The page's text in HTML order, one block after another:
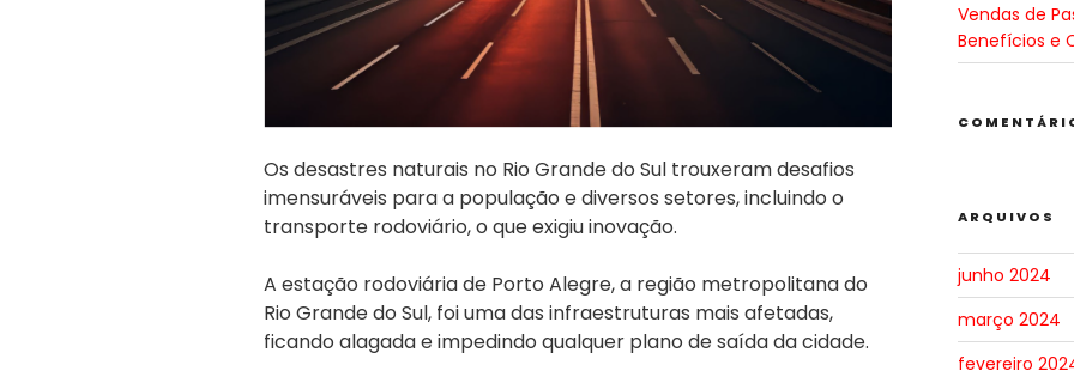
Os desastres naturais no Rio Grande do Sul trouxeram desafios
imensuráveis para a população e diversos setores, incluindo o
transporte rodoviário, o que exigiu inovação.
A estação rodoviária de Porto Alegre, a região metropolitana do
Rio Grande do Sul, foi uma das infraestruturas mais afetadas,
ficando alagada e impedindo qualquer plano de saída da cidade.
Vendas de
Benefícios e
ARQUIVOS
junho 2024
março 2024
fevereiro